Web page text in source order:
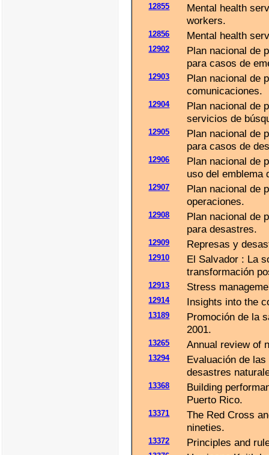
12855
Mental health
workers.
12856 Mental health
12902
Plan nacional de
para casos de
12903
Plan nacional de
comunicaciones.
12904
Plan nacional de
servicios de
12905
Plan nacional de
para casos de
12906
Plan nacional de
uso del emblema
12907
Plan nacional de
operaciones.
12908
Plan nacional de
para desastres.
12909 Represas y
12910
El Salvador : La
transformación
12913 Stress
12914 Insights into the
13189
Promoción de la
2001.
13265 Annual review of
13294
Evaluación de
desastres
13368
Building
Puerto Rico.
13371
The Red Cross
nineties.
13372 Principles and